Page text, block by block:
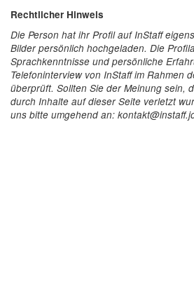
Rechtlicher Hinweis
Die Person hat ihr Profil auf InStaff
Bilder persönlich hochgeladen. Die
Sprachkenntnisse und persönliche
Telefoninterview von InStaff im Rahmen
überprüft. Sollten Sie der Meinung sein,
durch Inhalte auf dieser Seite verletzt
uns bitte umgehend an: